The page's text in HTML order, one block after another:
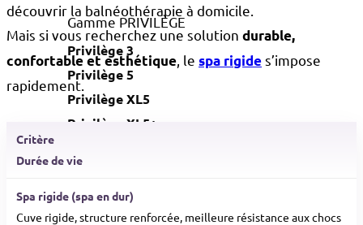
Gamme PRIVILÈGE
Privilège 3
Privilège 5
Privilège XL5
Privilège XL5+
Performance 1
découvrir la balnéothérapie à domicile.
Mais si vous recherchez une solution durable,
confortable et esthétique , le spa rigides’impose
rapidement.
Durée de vie
Cuve rigide, structure renforcée, meilleure résistance aux chocs